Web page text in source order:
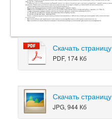
Скачать страницу
PDF, 174 Кб
Скачать страницу
JPG, 944 Кб